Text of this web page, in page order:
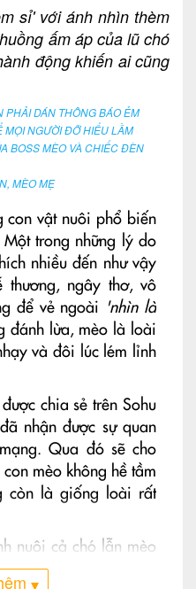
sỉ' với ánh nhìn thèm
ấm áp của lũ chó
động khiến ai cũng
PHẢI DÁN THÔNG BÁO ẺM
MỌI NGƯỜI ĐỠ HIỂU LẦM
BOSS MÈO VÀ CHIẾC ĐÈN
MÈO MẸ
con vật nuôi phổ biến
trong những lý do
nhiều đến như vậy
ngây thơ, vô
để vẻ ngoài
'nhìn là
đánh lừa, mèo là loài
và đôi lúc lém lỉnh
chia sẻ trên Sohu
nhận được sự quan
Qua đó sẽ cho
mèo không hề tầm
còn là giống loài rất
nuôi cả chó lẫn mèo
cô chó nhà anh
▾